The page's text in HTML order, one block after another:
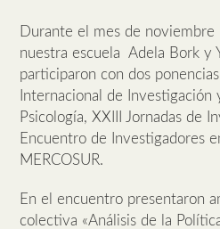
Durante el mes de noviembre
nuestra escuela Adela Bork y
participaron con dos
Internacional de
Psicología, XXIII Jornadas de
Encuentro de Investigadores
MERCOSUR.
En el encuentro presentaron
colectiva «Análisis de la